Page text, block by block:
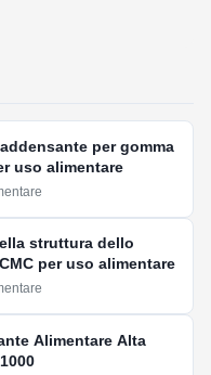
per gomma
uso alimentare
struttura dello
per uso alimentare
Alimentare Alta